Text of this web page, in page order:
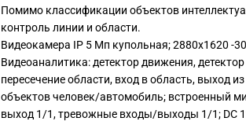
Помимо классификации объектов
контроль линии и области.
Видеокамера IP 5 Мп купольная; 2880х1620 -
Видеоаналитика: детектор движения,
пересечение области, вход в область, выход
объектов человек/автомобиль; встроенный
выход 1/1, тревожные входы/выходы 1/1; DC